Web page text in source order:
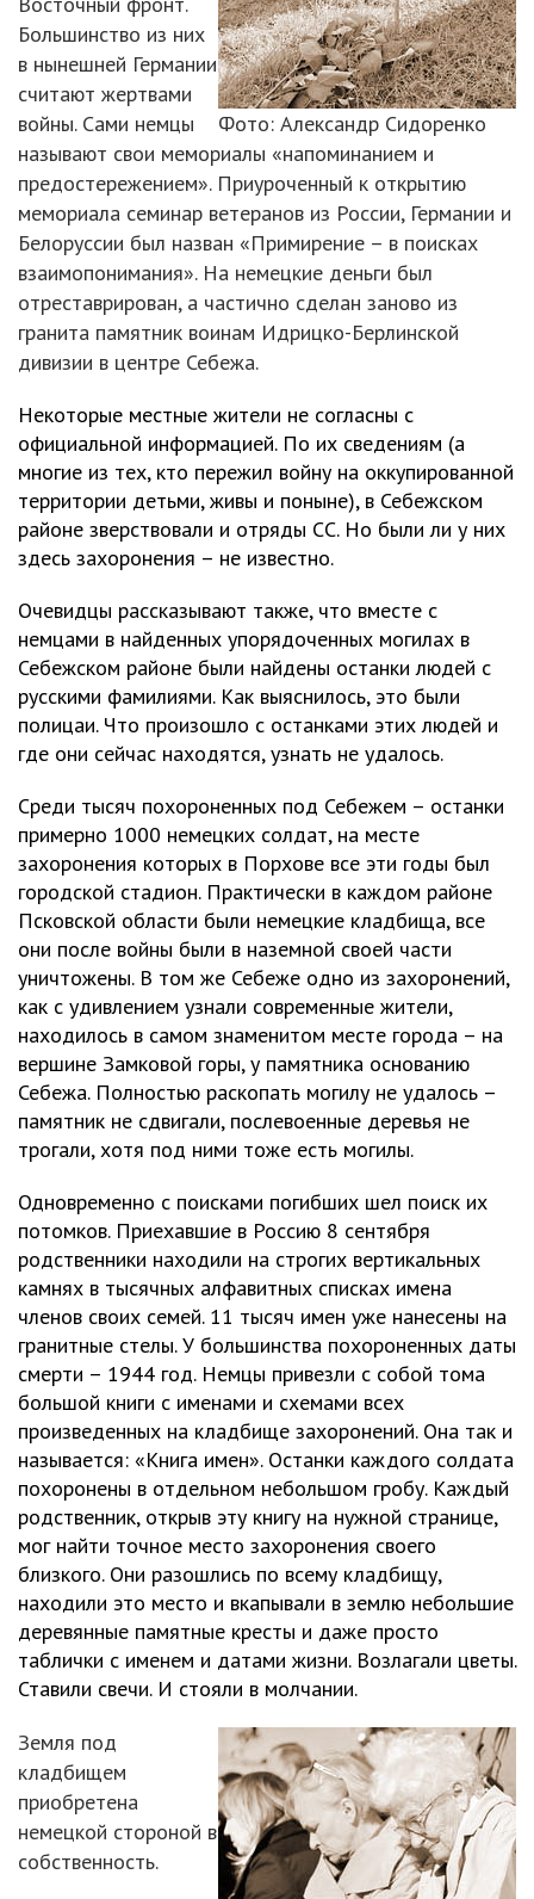
Фото: Александр Сидоренко
Большинство из них
в нынешней Германии
считают жертвами
войны. Сами немцы
называют свои мемориалы «напоминанием и
предостережением». Приуроченный к открытию
мемориала семинар ветеранов из России, Германии и
Белоруссии был назван «Примирение – в поисках
взаимопонимания». На немецкие деньги был
отреставрирован, а частично сделан заново из
гранита памятник воинам Идрицко-Берлинской
дивизии в центре Себежа.
Некоторые местные жители не согласны с
официальной информацией. По их сведениям (а
многие из тех, кто пережил войну на оккупированной
территории детьми, живы и поныне), в Себежском
районе зверствовали и отряды СС. Но были ли у них
здесь захоронения – не известно.
Очевидцы рассказывают также, что вместе с
немцами в найденных упорядоченных могилах в
Себежском районе были найдены останки людей с
русскими фамилиями. Как выяснилось, это были
полицаи. Что произошло с останками этих людей и
где они сейчас находятся, узнать не удалось.
Среди тысяч похороненных под Себежем – останки
примерно 1000 немецких солдат, на месте
захоронения которых в Порхове все эти годы был
городской стадион. Практически в каждом районе
Псковской области были немецкие кладбища, все
они после войны были в наземной своей части
уничтожены. В том же Себеже одно из захоронений,
как с удивлением узнали современные жители,
находилось в самом знаменитом месте города – на
вершине Замковой горы, у памятника основанию
Себежа. Полностью раскопать могилу не удалось –
памятник не сдвигали, послевоенные деревья не
трогали, хотя под ними тоже есть могилы.
Одновременно с поисками погибших шел поиск их
потомков. Приехавшие в Россию 8 сентября
родственники находили на строгих вертикальных
камнях в тысячных алфавитных списках имена
членов своих семей. 11 тысяч имен уже нанесены на
гранитные стелы. У большинства похороненных даты
смерти – 1944 год. Немцы привезли с собой тома
большой книги с именами и схемами всех
произведенных на кладбище захоронений. Она так и
называется: «Книга имен». Останки каждого солдата
похоронены в отдельном небольшом гробу. Каждый
родственник, открыв эту книгу на нужной странице,
мог найти точное место захоронения своего
близкого. Они разошлись по всему кладбищу,
находили это место и вкапывали в землю небольшие
деревянные памятные кресты и даже просто
таблички с именем и датами жизни. Возлагали цветы.
Ставили свечи. И стояли в молчании.
Земля под
кладбищем
приобретена
немецкой стороной в
собственность.